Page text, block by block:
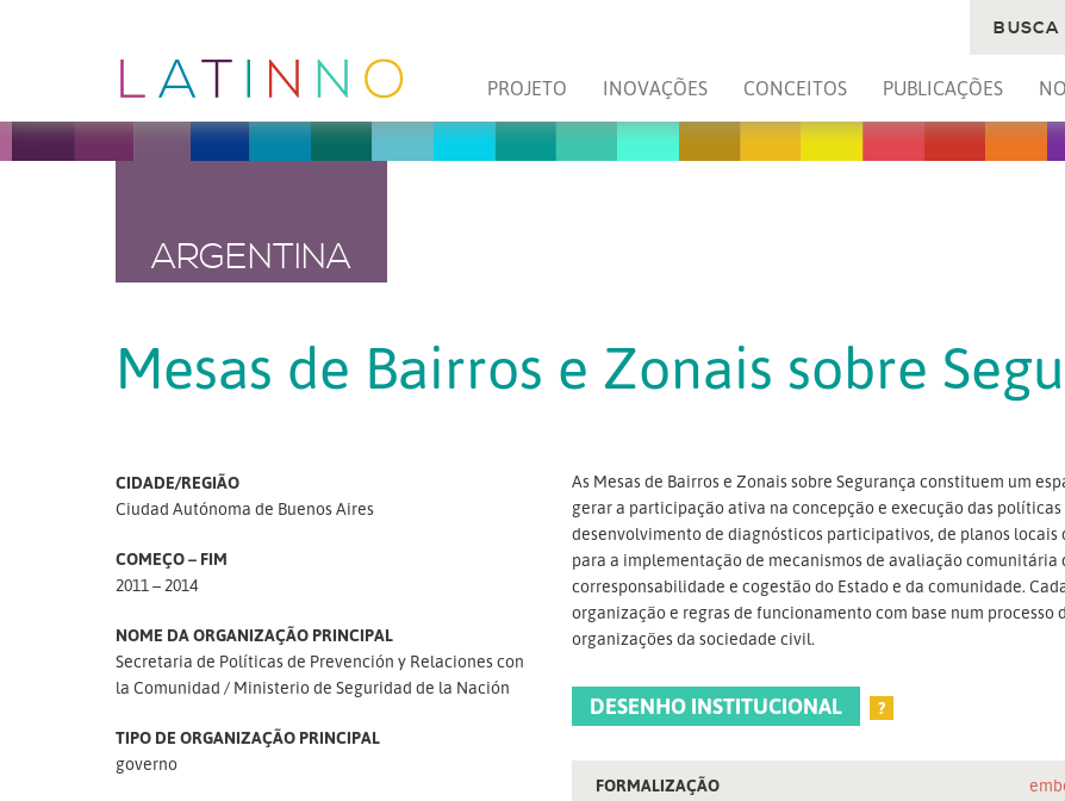
PROJETO INOVAÇÕES CONCEITOS PUBLICAÇÕES
BUSCA
ARGENTINA
Mesas de Bairros e Zonais sobre
CIDADE/REGIÃO
Ciudad Autónoma de Buenos Aires
COMEÇO – FIM
2011 – 2014
NOME DA ORGANIZAÇÃO PRINCIPAL
Secretaria de Políticas de Prevención y Relaciones con
la Comunidad
Ministerio de Seguridad de la Nación
TIPO DE ORGANIZAÇÃO PRINCIPAL
governo
As Mesas de Bairros e Zonais sobre Segurança constituem um
gerar a participação ativa na concepção e execução das
desenvolvimento de diagnósticos participativos, de planos
para a implementação de mecanismos de avaliação comunitária
corresponsabilidade e cogestão do Estado e da comunidade.
organização e regras de funcionamento com base num
organizações da sociedade civil.
DESENHO INSTITUCIONAL ?
FORMALIZAÇÃO